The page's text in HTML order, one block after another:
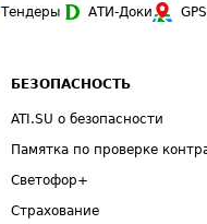
Тендеры АТИ-Доки
БЕЗОПАСНОСТЬ
ATI.SU о безопасности
Памятка по проверке
Светофор+
Страхование